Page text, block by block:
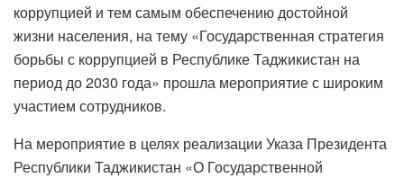
коррупцией и тем самым обеспечению достойной
жизни населения, на тему «Государственная стратегия
борьбы с коррупцией в Республике Таджикистан на
период до 2030 года» прошла мероприятие с широким
участием сотрудников.
На мероприятие в целях реализации Указа Президента
Республики Таджикистан «О Государственной